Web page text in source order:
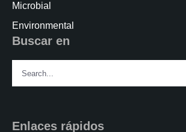
Microbial
Environmental
Buscar en
Search
for:
Enlaces rápidos